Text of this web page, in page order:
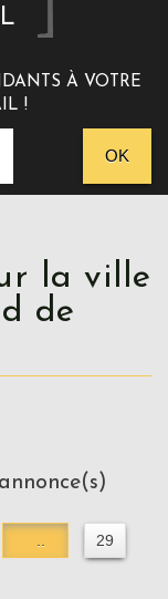
À VOTRE
!
OK
de
.. 29